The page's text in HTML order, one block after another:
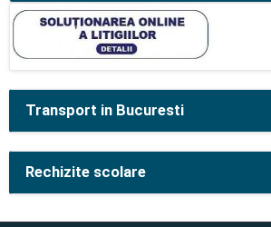
Transport in Bucuresti
Rechizite scolare